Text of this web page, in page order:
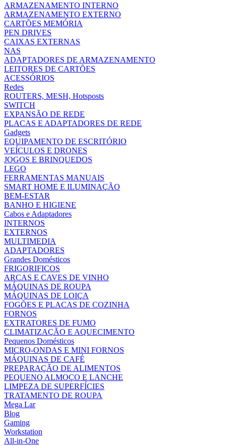
ARMAZENAMENTO INTERNO
ARMAZENAMENTO EXTERNO
CARTÕES MEMÓRIA
PEN DRIVES
CAIXAS EXTERNAS
NAS
ADAPTADORES DE ARMAZENAMENTO
LEITORES DE CARTÕES
ACESSÓRIOS
Redes
ROUTERS, MESH, Hotsposts
SWITCH
EXPANSÃO DE REDE
PLACAS E ADAPTADORES DE REDE
Gadgets
EQUIPAMENTO DE ESCRITÓRIO
VEÍCULOS E DRONES
JOGOS E BRINQUEDOS
LEGO
FERRAMENTAS MANUAIS
SMART HOME E ILUMINAÇÃO
BEM-ESTAR
BANHO E HIGIENE
Cabos e Adaptadores
INTERNOS
EXTERNOS
MULTIMEDIA
ADAPTADORES
Grandes Domésticos
FRIGORIFICOS
ARCAS E CAVES DE VINHO
MÁQUINAS DE ROUPA
MÁQUINAS DE LOIÇA
FOGÕES E PLACAS DE COZINHA
FORNOS
EXTRATORES DE FUMO
CLIMATIZAÇÃO E AQUECIMENTO
Pequenos Domésticos
MICRO-ONDAS E MINI FORNOS
MÁQUINAS DE CAFÉ
PREPARAÇÃO DE ALIMENTOS
PEQUENO ALMOÇO E LANCHE
LIMPEZA DE SUPERFÍCIES
TRATAMENTO DE ROUPA
Mega Lar
Blog
Gaming
Workstation
All-in-One